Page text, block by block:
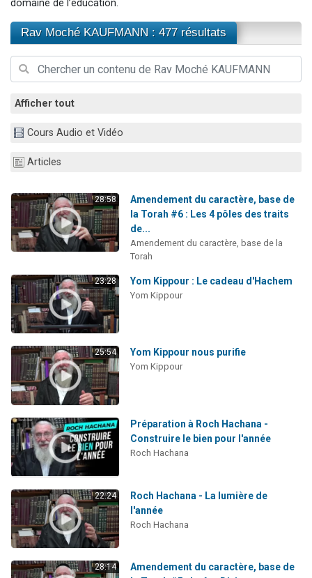
4 personnes viennent de nous rejoindre sur WhatsApp
Il reste 49 places pour étudier en groupe sur Zoom
domaine de l’éducation.
Rav Moché KAUFMANN : 477 résultats
Afficher tout
Cours Audio et Vidéo
Articles
28:58
Amendement du caractère, base de
la Torah #6 : Les 4 pôles des traits
de...
Amendement du caractère, base de la
Torah
23:28 Yom Kippour : Le cadeau d'Hachem
Yom Kippour
25:54 Yom Kippour nous purifie
Yom Kippour
Préparation à Roch Hachana -
Construire le bien pour l'année
Roch Hachana
22:24
Roch Hachana - La lumière de
l'année
Roch Hachana
28:14
Amendement du caractère, base de